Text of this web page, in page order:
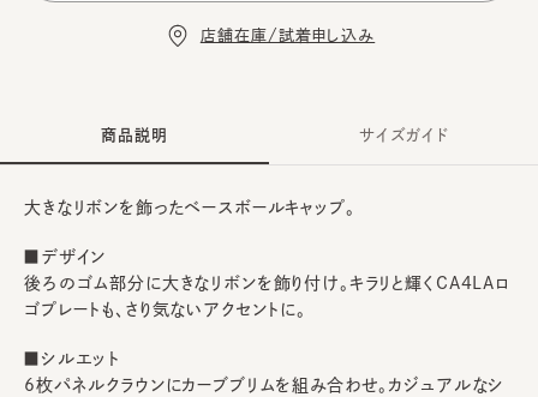
店舗在庫/試着申し込み
商品説明
大きなリボンを飾ったベースボールキャップ。
■デザイン
後ろのゴム部分に大きなリボンを飾り付け。キラリと輝くCA4LAロ
ゴプレートも、さり気ないアクセントに。
■シルエット
6枚パネルクラウンにカーブブリムを組み合わせ。カジュアルなシ
サイズガイド